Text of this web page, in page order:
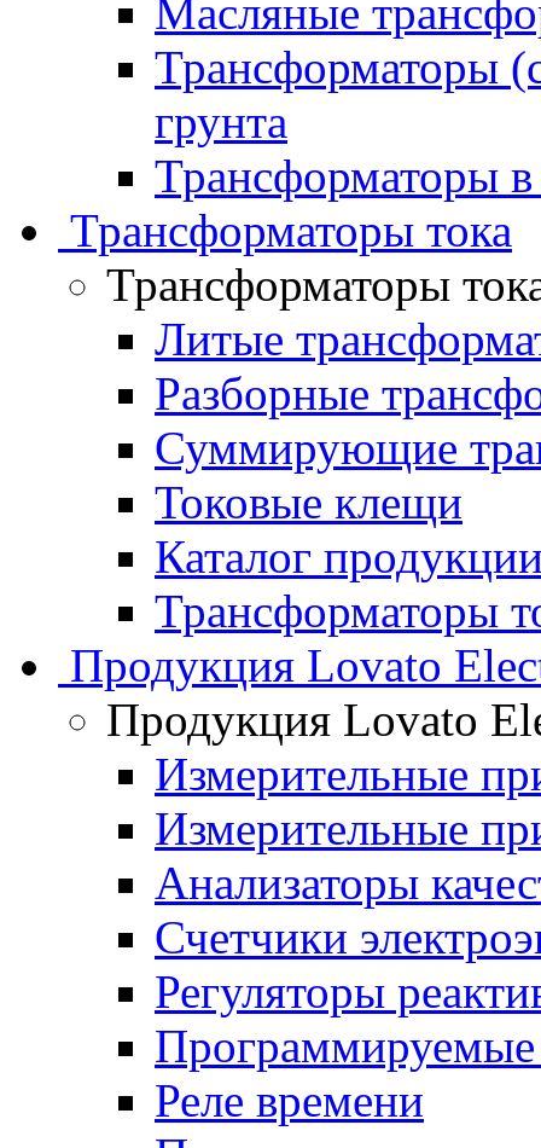
Масляные
Трансформаторы
грунта
Трансформаторы
Трансформаторы тока
Трансформаторы
Литые
Разборные
Суммирующие
Токовые клещи
Каталог
Трансформаторы
Продукция Lovato
Продукция Lovato
Измерительные
Измерительные
Анализаторы
Счетчики
Регуляторы
Программируемые
Реле времени